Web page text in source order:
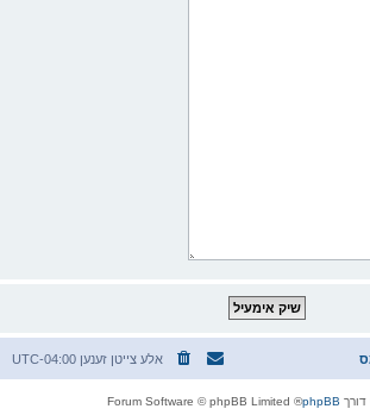
אלע צייטן זענען UTC-04:00
phpBB
® Forum Software © phpBB Limited